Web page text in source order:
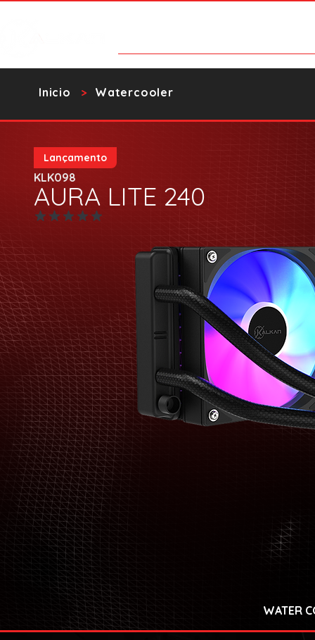
>
​Inicio Watercooler
AURA LITE 240
Aún no hay calificaciones
KLK098
Lançamento
WATER